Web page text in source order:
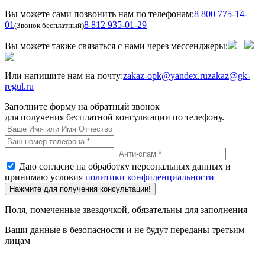
Вы можете сами позвонить нам по телефонам:8 800 775-14-
01 (Звонок бесплатный)8 812 935-01-29
Вы можете также связаться с нами через мессенджеры:
Или напишите нам на почту:zakaz-opk@yandex.ruzakaz@gk-
regul.ru
Заполните форму на обратный звонок
для получения бесплатной консультации по телефону.
Даю согласие на обработку персональных данных и
принимаю условия политики конфиденциальности
Нажмите для получения консультации!
Поля, помеченные звездочкой, обязательны для заполнения
Ваши данные в безопасности и не будут переданы третьим
лицам